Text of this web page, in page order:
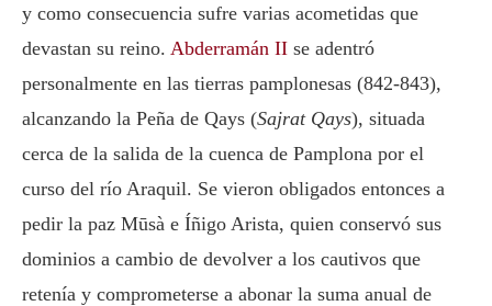
y como consecuencia sufre varias acometidas que
devastan su reino. Abderramán II se adentró
personalmente en las tierras pamplonesas (842-843),
alcanzando la Peña de Qays (Sajrat Qays), situada
cerca de la salida de la cuenca de Pamplona por el
curso del río Araquil. Se vieron obligados entonces a
pedir la paz Mūsà e Íñigo Arista, quien conservó sus
dominios a cambio de devolver a los cautivos que
retenía y comprometerse a abonar la suma anual de